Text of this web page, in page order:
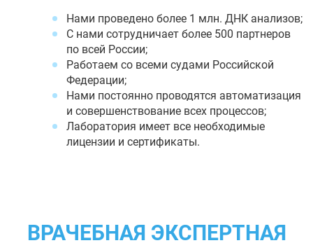
Нами проведено более 1 млн. ДНК анализов;
С нами сотрудничает более 500 партнеров
по всей России;
Работаем со всеми судами Российской
Федерации;
Нами постоянно проводятся автоматизация
и совершенствование всех процессов;
Лаборатория имеет все необходимые
лицензии и сертификаты.
ВРАЧЕБНАЯ ЭКСПЕРТНАЯ